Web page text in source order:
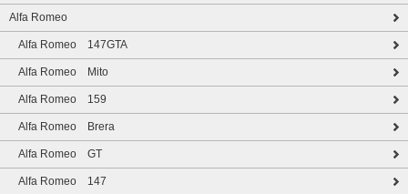
Alfa Romeo
Alfa Romeo 147GTA
Alfa Romeo Mito
Alfa Romeo 159
Alfa Romeo Brera
Alfa Romeo GT
Alfa Romeo 147